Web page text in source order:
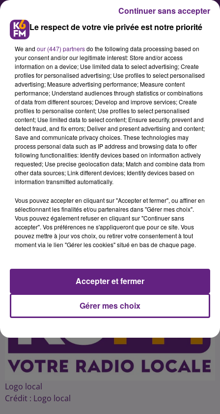
SNCF : Pas de train entre Dijon et
Mâcon ce week-end
En raison de travaux de
modernisation de la signalisation,
une interruption totale des
circulations des trains aura lieu
octobre à minuit au dimanche 2
Publié : 30 septembre 2016 à 7h50 par 45
Logo local
Crédit : Logo local
Le respect de votre vie privée est notre priorité
We and our (447) partnersdo the following data processing based on
your consent and/or our legitimate interest: Store and/or access
information on a device; Use limited data to select advertising; Create
profiles for personalised advertising; Use profiles to select personalised
advertising; Measure advertising performance; Measure content
performance; Understand audiences through statistics or combinations
of data from different sources; Develop and improve services; Create
profiles to personalise content; Use profiles to select personalised
content; Use limited data to select content; Ensure security, prevent and
detect fraud, and fix errors; Deliver and present advertising and content;
Save and communicate privacy choices. These technologies may
process personal data such as IP address and browsing data to offer
following functionalities: Identify devices based on information actively
requested; Use precise geolocation data; Match and combine data from
other data sources; Link different devices; Identify devices based on
information transmitted automatically.
Vous pouvez accepter en cliquant sur "Accepter et fermer", ou affiner en
sélectionnant les finalités et/ou partenaires dans "Gérer mes choix".
Vous pouvez également refuser en cliquant sur "Continuer sans
accepter". Vos préférences ne s'appliqueront que pour ce site. Vous
pouvez mettre à jour vos choix, ou retirer votre consentement à tout
moment via le lien "Gérer les cookies" situé en bas de chaque page.
Gérer mes choix
Accepter et fermer
Continuer sans accepter